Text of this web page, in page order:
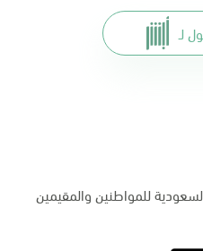
لـ
للمواطنين والمقيمين